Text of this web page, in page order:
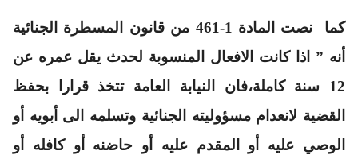
كما نصت المادة 1-461 من قانون المسطرة الجنائية
أنه ” اذا كانت الافعال المنسوبة لحدث يقل عمره عن
12 سنة كاملة،فان النيابة العامة تتخذ قرارا بحفظ
القضية لانعدام مسؤوليته الجنائية وتسلمه الى أبويه أو
الوصي عليه أو المقدم عليه أو حاضنه أو كافله أو